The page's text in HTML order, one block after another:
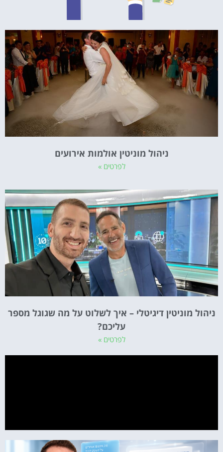
ניהול מוניטין אולמות אירועים
לפרטים »
ניהול מוניטין דיגיטלי – איך לשלוט על מה שגוגל מספר
עליכם?
לפרטים »